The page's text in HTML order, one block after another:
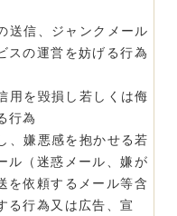
信、ジャンクメール
スの運営を妨げる行為
を毀損し若しくは侮
行為
嫌悪感を抱かせる若
ル（迷惑メール、嫌が
を依頼するメール等含
る行為又は広告、宣